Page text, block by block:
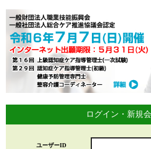
ログイン・新規
ユーザーID